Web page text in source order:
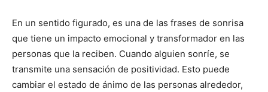
En un sentido figurado, es una de las frases de sonrisa
que tiene un impacto emocional y transformador en las
personas que la reciben. Cuando alguien sonríe, se
transmite una sensación de positividad. Esto puede
cambiar el estado de ánimo de las personas alrededor,